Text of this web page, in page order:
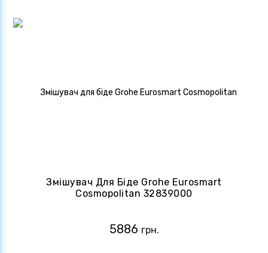
Змішувач Для Біде Grohe Eurosmart
Cosmopolitan 32839000
5886 грн.